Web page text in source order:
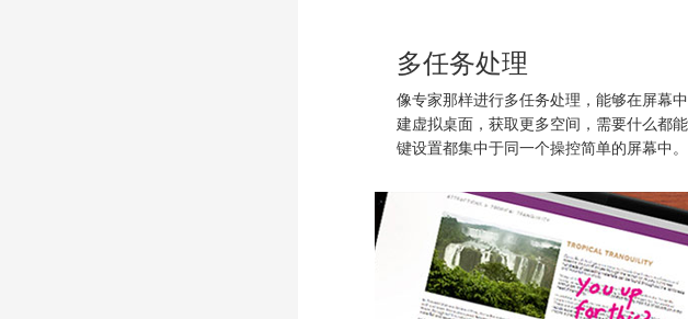
多任务处理
像专家那样进行多任务处理，能够在屏幕
建虚拟桌面，获取更多空间，需要什么都
键设置都集中于同一个操控简单的屏幕中。